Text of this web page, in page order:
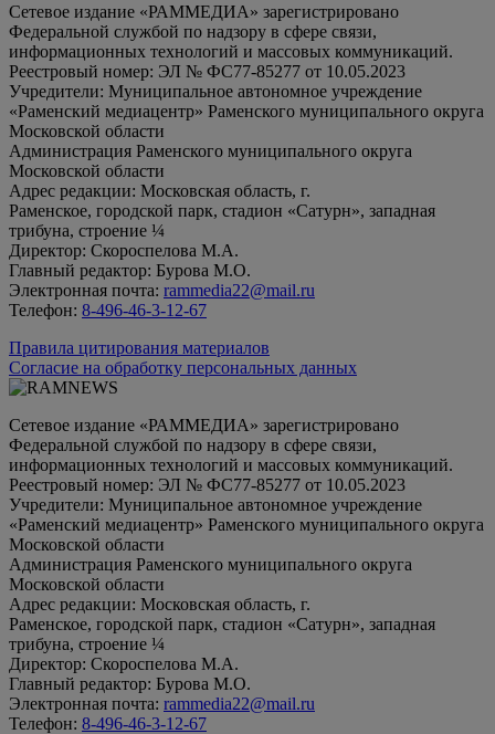
Сетевое издание «РАММЕДИА» зарегистрировано
Федеральной службой по надзору в сфере связи,
информационных технологий и массовых коммуникаций.
Реестровый номер: ЭЛ № ФС77-85277 от 10.05.2023
Учредители: Муниципальное автономное учреждение
«Раменский медиацентр» Раменского муниципального округа
Московской области
Администрация Раменского муниципального округа
Московской области
Адрес редакции: Московская область, г.
Раменское, городской парк, стадион «Сатурн», западная
трибуна, строение ¼
Директор: Скороспелова М.А.
Главный редактор: Бурова М.О.
Электронная почта: rammedia22@mail.ru
Телефон: 8-496-46-3-12-67
Правила цитирования материалов
Согласие на обработку персональных данных
Сетевое издание «РАММЕДИА» зарегистрировано
Федеральной службой по надзору в сфере связи,
информационных технологий и массовых коммуникаций.
Реестровый номер: ЭЛ № ФС77-85277 от 10.05.2023
Учредители: Муниципальное автономное учреждение
«Раменский медиацентр» Раменского муниципального округа
Московской области
Администрация Раменского муниципального округа
Московской области
Адрес редакции: Московская область, г.
Раменское, городской парк, стадион «Сатурн», западная
трибуна, строение ¼
Директор: Скороспелова М.А.
Главный редактор: Бурова М.О.
Электронная почта: rammedia22@mail.ru
Телефон: 8-496-46-3-12-67